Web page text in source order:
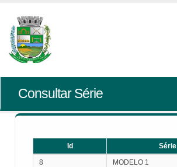
Consultar Série
Id
Série
8
MODELO 1